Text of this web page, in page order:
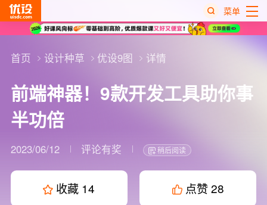
菜单
首页 设计种草 优设9图 详情
前端神器！9款开发工具助你事
半功倍
2023/06/12 评论有奖 稍后阅读
收藏 14 点赞 28